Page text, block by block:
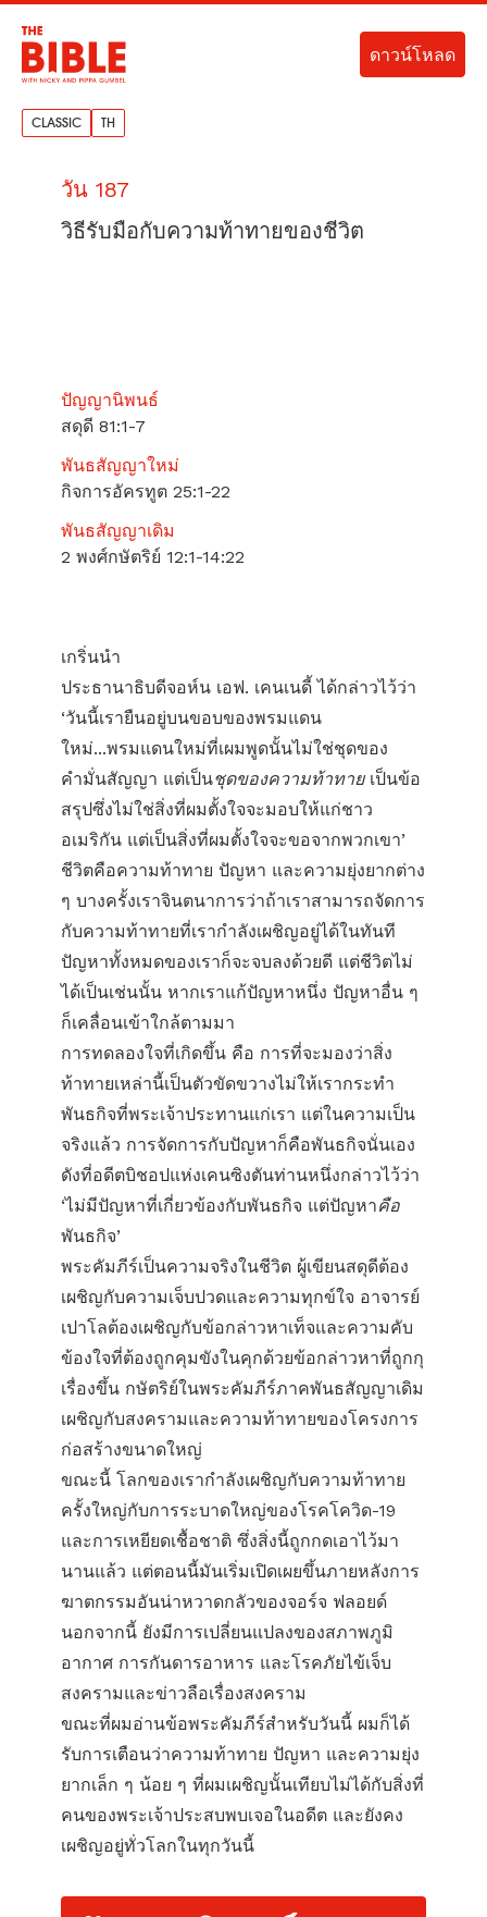
CLASSIC TH
ดาวน์โหลด
วัน 187
วิธีรับมือกับความท้าทายของชีวิต
ปัญญานิพนธ์
สดุดี 81:1-7
พันธสัญญาใหม่
กิจการอัครทูต 25:1-22
พันธสัญญาเดิม
2 พงศ์กษัตริย์ 12:1-14:22
เกริ่นนำ
ประธานาธิบดีจอห์น เอฟ. เคนเนดี้ ได้กล่าวไว้ว่า
‘วันนี้เรายืนอยู่บนขอบของพรมแดน
ใหม่...พรมแดนใหม่ที่เผมพูดนั้นไม่ใช่ชุดของ
คำมั่นสัญญา แต่เป็นชุดของความท้าทายเป็นข้อ
สรุปซึ่งไม่ใช่สิ่งที่ผมตั้งใจจะมอบให้แก่ชาว
อเมริกัน แต่เป็นสิ่งที่ผมตั้งใจจะขอจากพวกเขา’
ชีวิตคือความท้าทาย ปัญหา และความยุ่งยากต่าง
ๆ บางครั้งเราจินตนาการว่าถ้าเราสามารถจัดการ
กับความท้าทายที่เรากำลังเผชิญอยู่ได้ในทันที
ปัญหาทั้งหมดของเราก็จะจบลงด้วยดี แต่ชีวิตไม่
ได้เป็นเช่นนั้น หากเราแก้ปัญหาหนึ่ง ปัญหาอื่น ๆ
ก็เคลื่อนเข้าใกล้ตามมา
การทดลองใจที่เกิดขึ้น คือ การที่จะมองว่าสิ่ง
ท้าทายเหล่านี้เป็นตัวขัดขวางไม่ให้เรากระทำ
พันธกิจที่พระเจ้าประทานแก่เรา แต่ในความเป็น
จริงแล้ว การจัดการกับปัญหาก็คือพันธกิจนั่นเอง
ดังที่อดีตบิชอปแห่งเคนซิงตันท่านหนึ่งกล่าวไว้ว่า
‘ไม่มีปัญหาที่เกี่ยวข้องกับพันธกิจ แต่ปัญหาคือ
พันธกิจ’
พระคัมภีร์เป็นความจริงในชีวิต ผู้เขียนสดุดีต้อง
เผชิญกับความเจ็บปวดและความทุกข์ใจ อาจารย์
เปาโลต้องเผชิญกับข้อกล่าวหาเท็จและความคับ
ข้องใจที่ต้องถูกคุมขังในคุกด้วยข้อกล่าวหาที่ถูกกุ
เรื่องขึ้น กษัตริย์ในพระคัมภีร์ภาคพันธสัญญาเดิม
เผชิญกับสงครามและความท้าทายของโครงการ
ก่อสร้างขนาดใหญ่
ขณะนี้ โลกของเรากำลังเผชิญกับความท้าทาย
ครั้งใหญ่กับการระบาดใหญ่ของโรคโควิด-19
และการเหยียดเชื้อชาติ ซึ่งสิ่งนี้ถูกกดเอาไว้มา
นานแล้ว แต่ตอนนี้มันเริ่มเปิดเผยขึ้นภายหลังการ
ฆาตกรรมอันน่าหวาดกลัวของจอร์จ ฟลอยด์
นอกจากนี้ ยังมีการเปลี่ยนแปลงของสภาพภูมิ
อากาศ การกันดารอาหาร และโรคภัยไข้เจ็บ
สงครามและข่าวลือเรื่องสงคราม
ขณะที่ผมอ่านข้อพระคัมภีร์สำหรับวันนี้ ผมก็ได้
รับการเตือนว่าความท้าทาย ปัญหา และความยุ่ง
ยากเล็ก ๆ น้อย ๆ ที่ผมเผชิญนั้นเทียบไม่ได้กับสิ่งที่
คนของพระเจ้าประสบพบเจอในอดีต และยังคง
เผชิญอยู่ทั่วโลกในทุกวันนี้